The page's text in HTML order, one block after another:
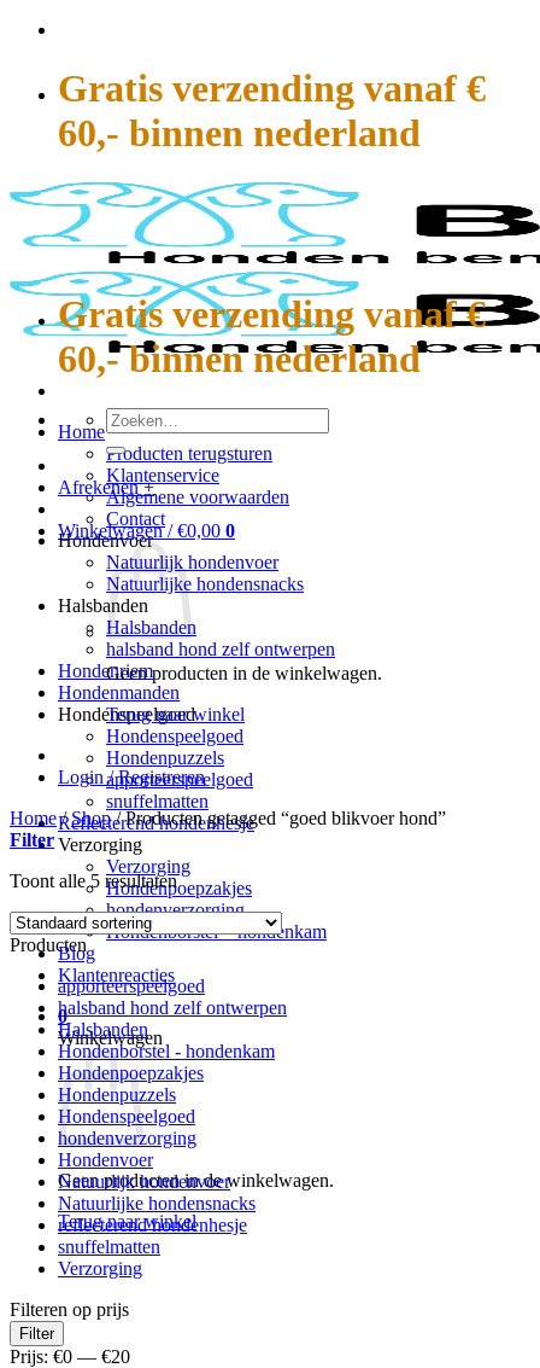
Gratis verzending vanaf €
60,- binnen nederland
Home
Producten terugsturen
Klantenservice
Algemene voorwaarden
Contact
Hondenvoer
Natuurlijk hondenvoer
Natuurlijke hondensnacks
Halsbanden
Halsbanden
halsband hond zelf ontwerpen
Hondenriem
Hondenmanden
Hondenspeelgoed
Hondenspeelgoed
Hondenpuzzels
apporteerspeelgoed
snuffelmatten
Reflecterend hondenhesje
Verzorging
Verzorging
Hondenpoepzakjes
hondenverzorging
Hondenborstel – hondenkam
Blog
Klantenreacties
0
Winkelwagen
Geen producten in de winkelwagen.
Terug naar winkel
Gratis verzending vanaf €
60,- binnen nederland
Zoeken
naar:
Afrekenen +
Winkelwagen /€0,00 0
Geen producten in de winkelwagen.
Terug naar winkel
Login / Registreren
Home / Shop /Producten getagged “goed blikvoer hond”
Filter
Toont alle 5 resultaten
Producten
apporteerspeelgoed
halsband hond zelf ontwerpen
Halsbanden
Hondenborstel - hondenkam
Hondenpoepzakjes
Hondenpuzzels
Hondenspeelgoed
hondenverzorging
Hondenvoer
Natuurlijk hondenvoer
Natuurlijke hondensnacks
reflecterend hondenhesje
snuffelmatten
Verzorging
Filteren op prijs
Min.
prijs
Max.
prijs
Filter
Prijs: €0 — €20